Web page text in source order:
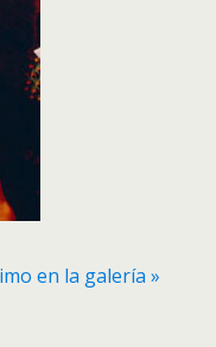
en la galería »